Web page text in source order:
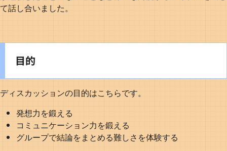
て話し合いました。
目的
ディスカッションの目的はこちらです。
発想力を鍛える
コミュニケーション力を鍛える
グループで結論をまとめる難しさを体験する